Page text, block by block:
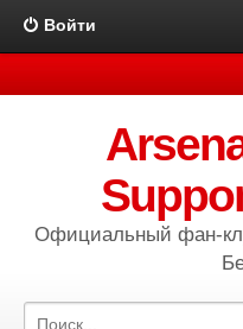
Войти
Официальный фан-